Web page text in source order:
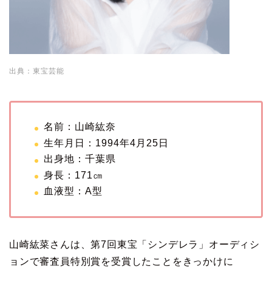
出典：東宝芸能
名前：山崎紘奈
生年月日：1994年4月25日
出身地：千葉県
身長：171㎝
血液型：A型
山崎紘菜さんは、第7回東宝「シンデレラ」オーディシ
ョンで審査員特別賞を受賞したことをきっかけに